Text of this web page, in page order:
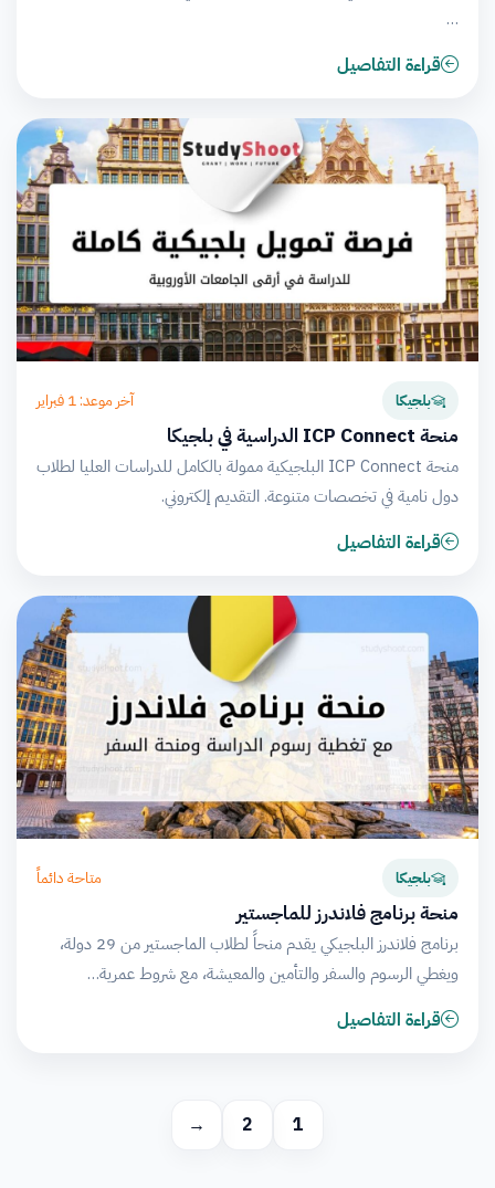
…
قراءة التفاصيل
بلجيكا آخر موعد: 1 فبراير
منحة ICP Connect الدراسية في بلجيكا
منحة ICP Connect البلجيكية ممولة بالكامل للدراسات العليا لطلاب
دول نامية في تخصصات متنوعة. التقديم إلكتروني.
قراءة التفاصيل
بلجيكا متاحة دائماً
منحة برنامج فلاندرز للماجستير
برنامج فلاندرز البلجيكي يقدم منحاً لطلاب الماجستير من 29 دولة،
ويغطي الرسوم والسفر والتأمين والمعيشة، مع شروط عمرية…
قراءة التفاصيل
1
2
→